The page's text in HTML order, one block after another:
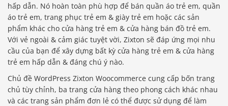
hấp dẫn. Nó hoàn toàn phù hợp để bán quần áo trẻ em, quần
áo trẻ em, trang phục trẻ em & giày trẻ em hoặc các sản
phẩm khác cho cửa hàng trẻ em & cửa hàng bán đồ trẻ em.
Với vẻ ngoài & cảm giác tuyệt vời, Zixton sẽ đáp ứng mọi nhu
cầu của bạn để xây dựng bất kỳ cửa hàng trẻ em & cửa hàng
trẻ em hấp dẫn & đáng chú ý nào.
Chủ đề WordPress Zixton Woocommerce cung cấp bốn trang
chủ tùy chỉnh, ba trang cửa hàng theo phong cách khác nhau
và các trang sản phẩm đơn lẻ có thể được sử dụng để làm